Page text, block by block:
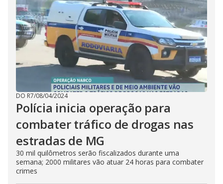
DO R7/08/04/2024
Polícia inicia operação para
combater tráfico de drogas nas
estradas de MG
30 mil quilômetros serão fiscalizados durante uma
semana; 2000 militares vão atuar 24 horas para combater
crimes